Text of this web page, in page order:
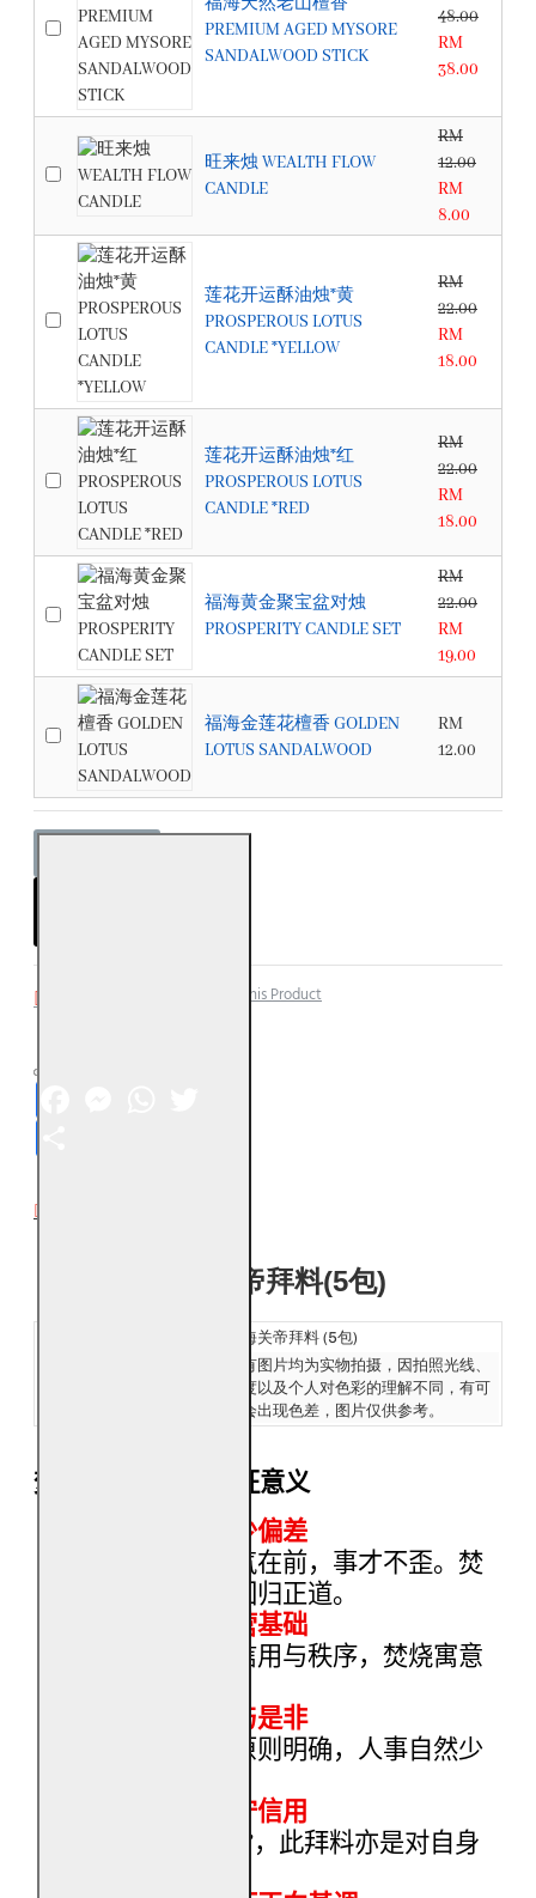
PREMIUM AGED MYSORE
SANDALWOOD STICK
48.00
RM
38.00
旺来烛 WEALTH FLOW
CANDLE
RM
12.00
RM
8.00
莲花开运酥油烛*黄
PROSPEROUS LOTUS
CANDLE *YELLOW
RM
22.00
RM
18.00
莲花开运酥油烛*红
PROSPEROUS LOTUS
CANDLE *RED
RM
22.00
RM
18.00
福海黄金聚宝盆对烛
PROSPERITY CANDLE SET
RM
22.00
RM
19.00
福海金莲花檀香 GOLDEN
LOTUS SANDALWOOD
RM
12.00
Compare this Product
福海关帝拜料(5包)
福海关帝拜料 (5包)
所有图片均为实物拍摄，因拍照光线、
角度以及个人对色彩的理解不同，有可
能会出现色差，图片仅供参考。
焚烧关帝拜料的象征意义
守正行事，减少偏差
民俗认为，正气在前，事才不歪。焚
烧此拜料象征回归正道。
稳住事业与经营基础
关帝护业重在信用与秩序，焚烧寓意
减少人事纠纷与是非
当立场清楚、原则明确，人事自然少
提醒重承诺、守信用
”，此拜料亦是对自身